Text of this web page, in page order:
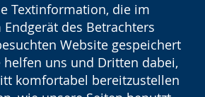
Textinformation, die im
des Betrachters
Website gespeichert
helfen uns und Dritten dabei,
komfortabel bereitzustellen